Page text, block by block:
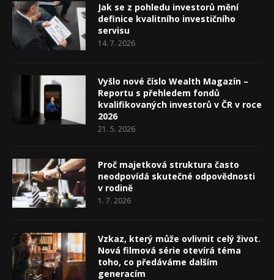
Jak se z pohledu investorů mění
definice kvalitního investičního
servisu
14. 7. 2026
Vyšlo nové číslo Wealth Magazín –
Reportu s přehledem fondů
kvalifikovaných investorů v ČR v roce
2026
21. 5. 2026
Proč majetková struktura často
neodpovídá skutečné odpovědnosti
v rodině
1. 7. 2026
Vzkaz, který může ovlivnit celý život.
Nová filmová série otevírá téma
toho, co předáváme dalším
generacím